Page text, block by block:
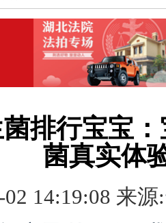
菌排行宝宝
菌真实体
02 14:19:08 来源: